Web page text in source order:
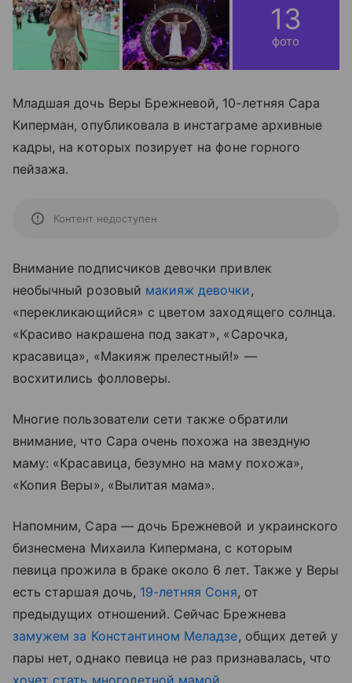
13
фото
Младшая дочь Веры Брежневой, 10-летняя Сара
Киперман, опубликовала в инстаграме архивные
кадры, на которых позирует на фоне горного
пейзажа.
Контент недоступен
Внимание подписчиков девочки привлек
необычный розовый макияж девочки ,
«перекликающийся» с цветом заходящего солнца.
«Красиво накрашена под закат», «Сарочка,
красавица», «Макияж прелестный!» —
восхитились фолловеры.
Многие пользователи сети также обратили
внимание, что Сара очень похожа на звездную
маму: «Красавица, безумно на маму похожа»,
«Копия Веры», «Вылитая мама».
Напомним, Сара — дочь Брежневой и украинского
бизнесмена Михаила Кипермана, с которым
певица прожила в браке около 6 лет. Также у Веры
есть старшая дочь, 19-летняя Соня, от
предыдущих отношений. Сейчас Брежнева
замужем за Константином Меладзе, общих детей у
пары нет, однако певица не раз признавалась, что
хочет стать многодетной мамой.